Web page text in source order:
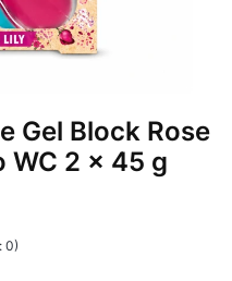
Gel Block Rose
WC 2 x 45 g
0)